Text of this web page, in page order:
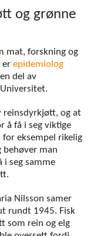
og grønne
mat, forskning og
erepidemiolog
del av
reinsdyrkjøtt, og at
å få i seg viktige
eksempel rikelig
behøver man
i seg samme
Nilsson samer
rundt 1945. Fisk
som rein og elg